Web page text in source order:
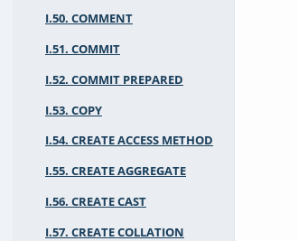
I.50. COMMENT
I.51. COMMIT
I.52. COMMIT PREPARED
I.53. COPY
I.54. CREATE ACCESS METHOD
I.55. CREATE AGGREGATE
I.56. CREATE CAST
I.57. CREATE COLLATION